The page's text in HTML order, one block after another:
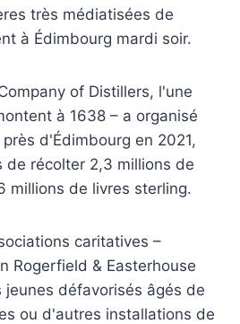
très médiatisées de
à Édimbourg mardi soir.
of Distillers, l'une
à 1638 – a organisé
d'Édimbourg en 2021,
de récolter 2,3 millions de
millions de livres sterling.
caritatives –
Rogerfield & Easterhouse
défavorisés âgés de
ou d'autres installations de